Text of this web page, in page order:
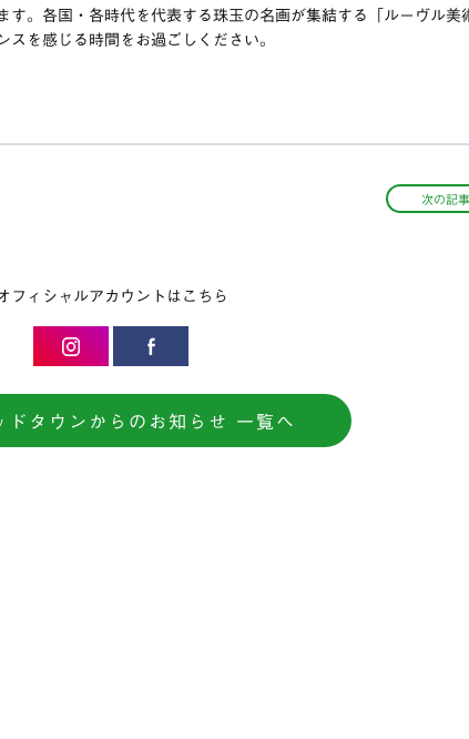
す。各国・各時代を代表する珠玉の名画が集結する「ルーヴル美
を感じる時間をお過ごしください。
次の記
フィシャルアカウントはこちら
ドタウンからのお知らせ 一覧へ